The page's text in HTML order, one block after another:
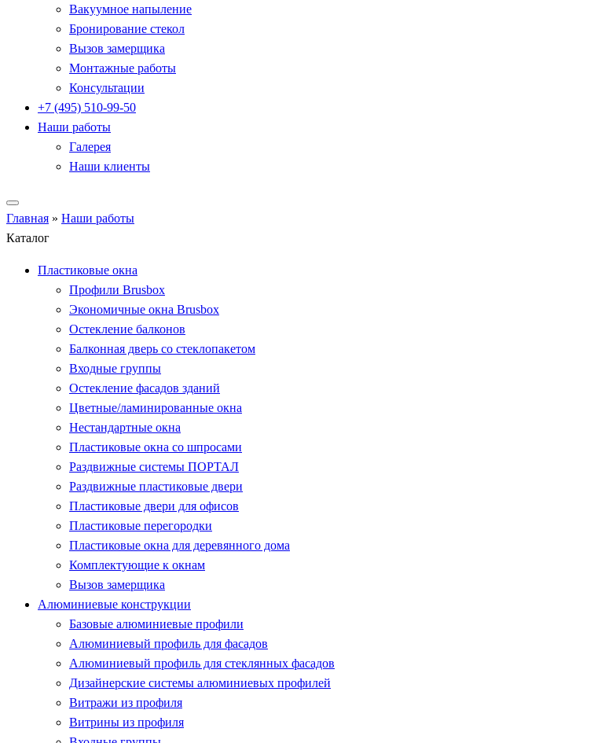
Вакуумное напыление
Бронирование стекол
Вызов замерщика
Монтажные работы
Консультации
+7 (495) 510-99-50
Наши работы
Галерея
Наши клиенты
Главная » Наши работы
Каталог
Пластиковые окна
Профили Brusbox
Экономичные окна Brusbox
Остекление балконов
Балконная дверь со стеклопакетом
Входные группы
Остекление фасадов зданий
Цветные/ламинированные окна
Нестандартные окна
Пластиковые окна со шпросами
Раздвижные системы ПОРТАЛ
Раздвижные пластиковые двери
Пластиковые двери для офисов
Пластиковые перегородки
Пластиковые окна для деревянного дома
Комплектующие к окнам
Вызов замерщика
Алюминиевые конструкции
Базовые алюминиевые профили
Алюминиевый профиль для фасадов
Алюминиевый профиль для стеклянных фасадов
Дизайнерские системы алюминиевых профилей
Витражи из профиля
Витрины из профиля